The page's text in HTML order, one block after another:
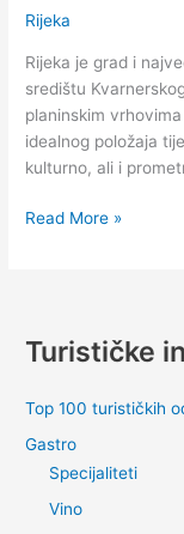
za
Rijeka
Rijeka je grad i
središtu
planinskim
idealnog položaja
kulturno, ali i
Rijeka
Read More »
Turističke
Top 100 turističkih
Gastro
Specijaliteti
Vino